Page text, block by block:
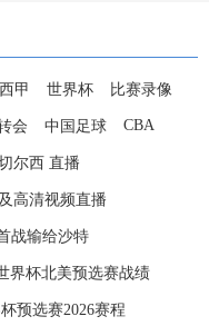
西甲 世界杯 比赛录像
会 中国足球 CBA
尔西 直播
高清视频直播
战输给沙特
界杯北美预选赛战绩
预选赛2026赛程